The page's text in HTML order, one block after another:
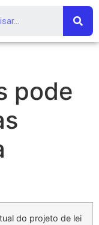
pode
do projeto de lei